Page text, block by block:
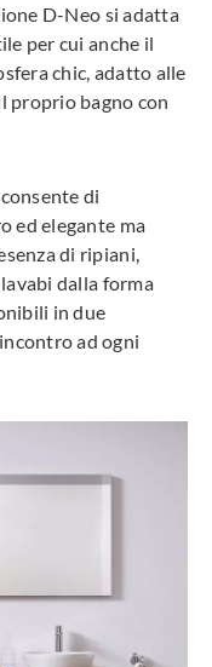
D-Neo si adatta
per cui anche il
chic, adatto alle
proprio bagno con
di
ed elegante ma
di ripiani,
dalla forma
in due
ad ogni